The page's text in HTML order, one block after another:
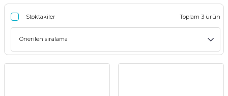
Stoktakiler Toplam 3 ürün